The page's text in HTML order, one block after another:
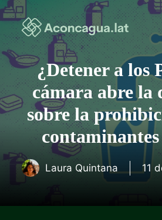
Saltar
al
contenido
¿Detener a los
cámara abre la
sobre la
Laura Quintana 11